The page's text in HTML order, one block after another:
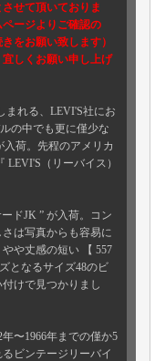
せて頂いておりま
ージよりご確認の
をお願い致します）
しくお願い申し上げ
まれる、LEVI'S社にお
の中でも更に僅少な
入荷。先程のアメリカ
LEVI'S（リーバイス）
ドJK ” が入荷。コン
は写真からも容易に
や丈感の短い 【 557
となるサイズ48のビ
けで見つかりまし
〜1966年までの僅か5
ビンテージリーバイ